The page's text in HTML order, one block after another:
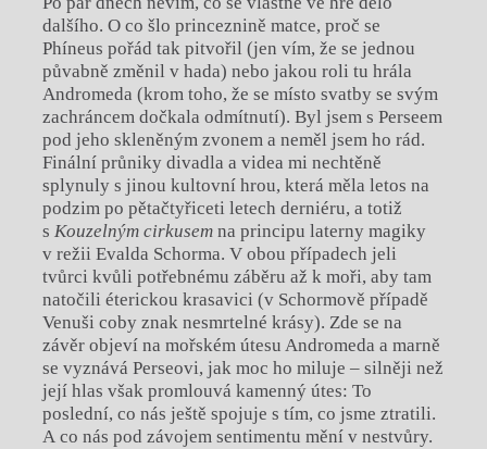
dalšího. O co šlo princeznině matce, proč se
Phíneus pořád tak pitvořil (jen vím, že se jednou
půvabně změnil v hada) nebo jakou roli tu hrála
Andromeda (krom toho, že se místo svatby se svým
zachráncem dočkala odmítnutí). Byl jsem s Perseem
pod jeho skleněným zvonem a neměl jsem ho rád.
Finální průniky divadla a videa mi nechtěně
splynuly s jinou kultovní hrou, která měla letos na
podzim po pětačtyřiceti letech derniéru, a totiž
s Kouzelným cirkusemna principu laterny magiky
v režii Evalda Schorma. V obou případech jeli
tvůrci kvůli potřebnému záběru až k moři, aby tam
natočili éterickou krasavici (v Schormově případě
Venuši coby znak nesmrtelné krásy). Zde se na
závěr objeví na mořském útesu Andromeda a marně
se vyznává Perseovi, jak moc ho miluje – silněji než
její hlas však promlouvá kamenný útes: To
poslední, co nás ještě spojuje s tím, co jsme ztratili.
A co nás pod závojem sentimentu mění v nestvůry.